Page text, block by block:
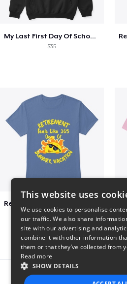
My Last First Day Of School Retiring
$35
$23
Report
This website uses
We use cookies to personalise
our traffic. We also share
site with our advertising and
combine it with other information
them or that they’ve collected from
Read more
SHOW DETAILS